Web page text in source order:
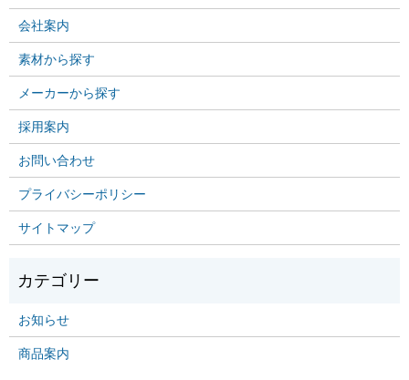
会社案内
素材から探す
メーカーから探す
採用案内
お問い合わせ
プライバシーポリシー
サイトマップ
お知らせ
商品案内